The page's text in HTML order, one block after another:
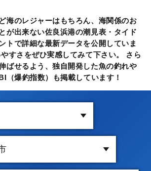
海のレジャーはもちろん、海関係のお
が出来ない佐良浜港の潮見表・タイド
トで詳細な最新データを公開していま
すさをぜひ実感してみて下さい。 さら
ばせるよう、独自開発した魚の釣れや
（爆釣指数）も掲載しています！